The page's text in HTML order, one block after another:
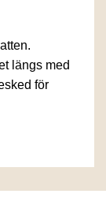
längs med
för